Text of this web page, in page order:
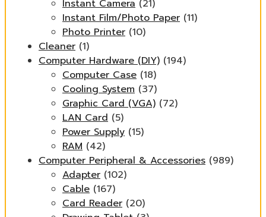
Instant Camera (21)
Instant Film/Photo Paper (11)
Photo Printer (10)
Cleaner (1)
Computer Hardware (DIY) (194)
Computer Case (18)
Cooling System (37)
Graphic Card (VGA) (72)
LAN Card (5)
Power Supply (15)
RAM (42)
Computer Peripheral & Accessories (989)
Adapter (102)
Cable (167)
Card Reader (20)